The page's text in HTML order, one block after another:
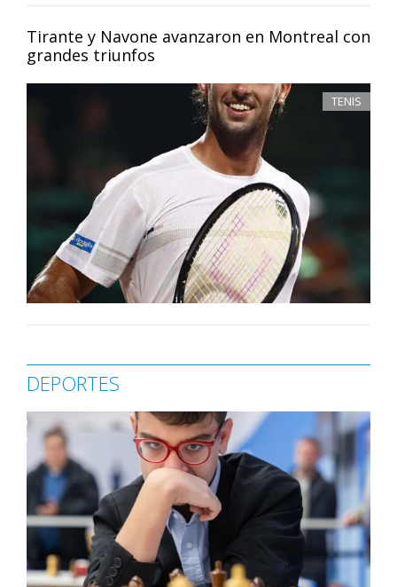
Tirante y Navone avanzaron en Montreal con
grandes triunfos
TENIS
DEPORTES